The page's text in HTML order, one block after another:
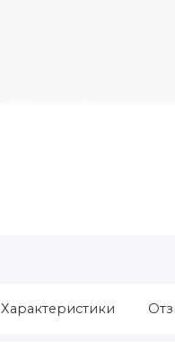
Характеристики